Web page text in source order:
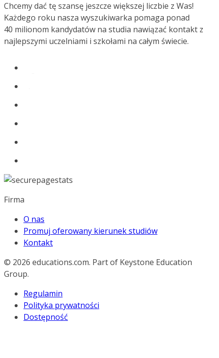
Chcemy dać tę szansę jeszcze większej liczbie z Was!
Każdego roku nasza wyszukiwarka pomaga ponad
40 milionom kandydatów na studia nawiązać kontakt z
najlepszymi uczelniami i szkołami na całym świecie.
Firma
O nas
Promuj oferowany kierunek studiów
Kontakt
© 2026 educations.com. Part of Keystone Education
Group.
Regulamin
Polityka prywatności
Dostępność